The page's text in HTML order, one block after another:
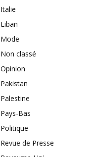
Italie
Liban
Mode
Non classé
Opinion
Pakistan
Palestine
Pays-Bas
Politique
Revue de Presse